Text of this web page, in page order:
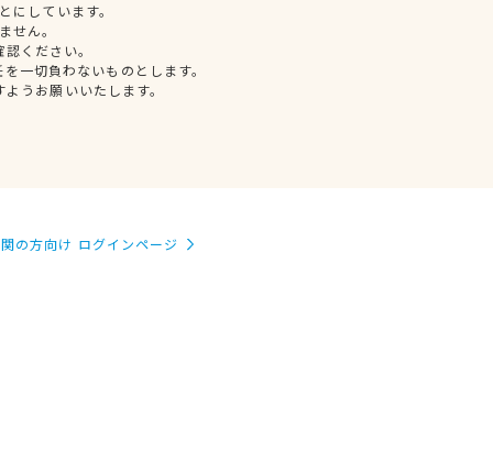
しています。
せん。
ください。
一切負わないものとします。
うお願いいたします。
の方向け ログインページ